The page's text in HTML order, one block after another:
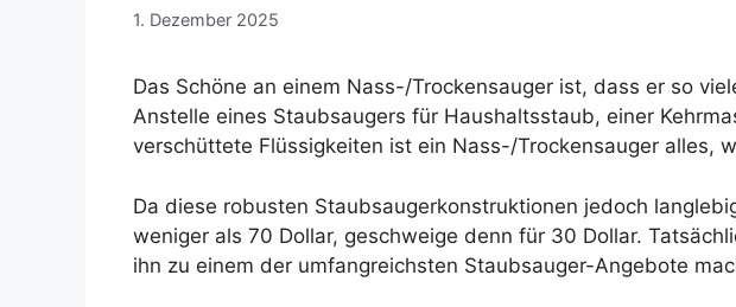
1. Dezember 2025
Das Schöne an einem Nass-/Trockensauger ist, dass er so
Anstelle eines Staubsaugers für Haushaltsstaub, einer
verschüttete Flüssigkeiten ist ein Nass-/Trockensauger alles,
Da diese robusten Staubsaugerkonstruktionen jedoch
weniger als 70 Dollar, geschweige denn für 30 Dollar.
ihn zu einem der umfangreichsten Staubsauger-Angebote